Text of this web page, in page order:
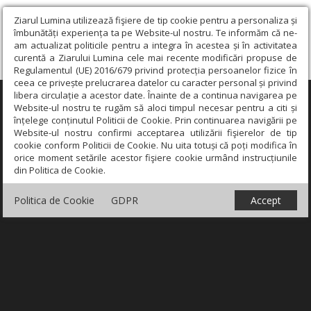
Ziarul Lumina utilizează fişiere de tip cookie pentru a personaliza și
îmbunătăți experiența ta pe Website-ul nostru. Te informăm că ne-
am actualizat politicile pentru a integra în acestea și în activitatea
curentă a Ziarului Lumina cele mai recente modificări propuse de
Regulamentul (UE) 2016/679 privind protecția persoanelor fizice în
ceea ce privește prelucrarea datelor cu caracter personal și privind
libera circulație a acestor date. Înainte de a continua navigarea pe
Website-ul nostru te rugăm să aloci timpul necesar pentru a citi și
înțelege conținutul Politicii de Cookie. Prin continuarea navigării pe
Website-ul nostru confirmi acceptarea utilizării fişierelor de tip
cookie conform Politicii de Cookie. Nu uita totuși că poți modifica în
orice moment setările acestor fişiere cookie urmând instrucțiunile
din Politica de Cookie.
Politica de Cookie GDPR Accept
×